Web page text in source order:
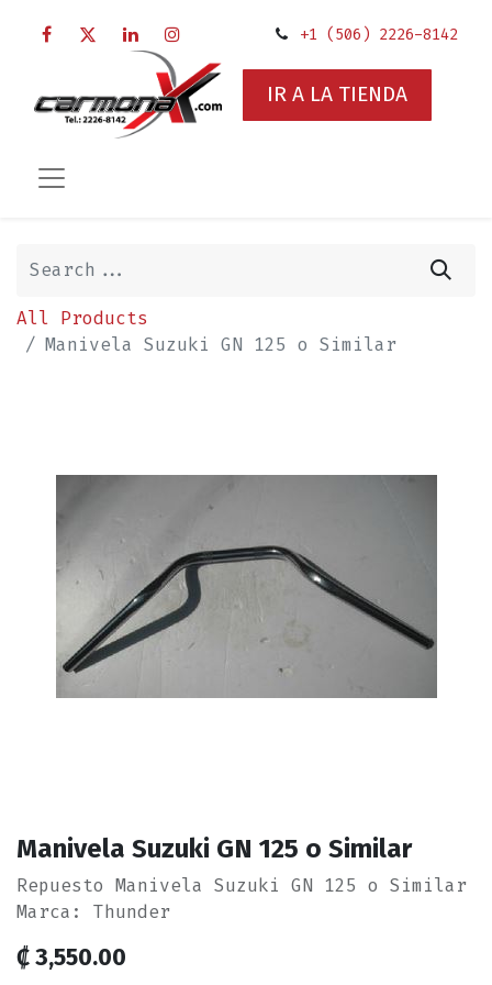
+1 (506) 2226-8142
IR A LA TIENDA
All Products
Manivela Suzuki GN 125 o Similar
Manivela Suzuki GN 125 o Similar
Repuesto Manivela Suzuki GN 125 o Similar
Marca: Thunder
₡3,550.00